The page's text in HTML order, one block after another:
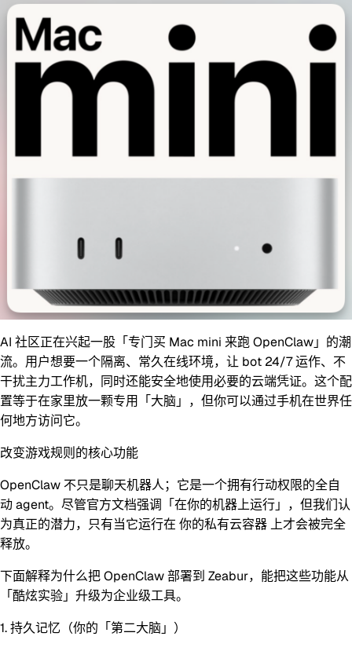
AI 社区正在兴起一股「专门买 Mac mini 来跑 OpenClaw」的潮
流。用户想要一个隔离、常久在线环境，让 bot 24/7 运作、不
干扰主力工作机，同时还能安全地使用必要的云端凭证。这个配
置等于在家里放一颗专用「大脑」，但你可以通过手机在世界任
何地方访问它。
改变游戏规则的核心功能
OpenClaw 不只是聊天机器人；它是一个拥有行动权限的全自
动 agent。尽管官方文档强调「在你的机器上运行」，但我们认
为真正的潜力，只有当它运行在 你的私有云容器上才会被完全
释放。
下面解释为什么把 OpenClaw 部署到 Zeabur，能把这些功能从
「酷炫实验」升级为企业级工具。
1. 持久记忆（你的「第二大脑」）